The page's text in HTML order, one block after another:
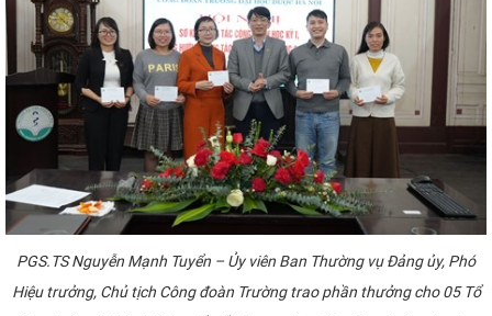
PGS.TS Nguyễn Mạnh Tuyển – Ủy viên Ban Thường vụ Đảng ủy, Phó
Hiệu trưởng, Chủ tịch Công đoàn Trường trao phần thưởng cho 05 Tổ